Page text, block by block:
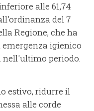
alle 61,74
del 7
Regione, che ha
igienico
nell'ultimo periodo.
estivo, ridurre il
alle corde